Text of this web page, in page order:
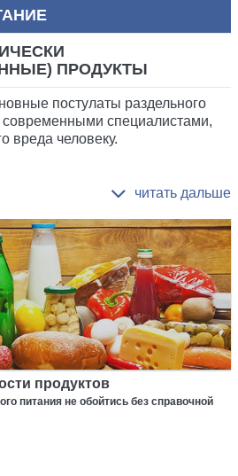
ПРОДУКТЫ
постулаты раздельного
современными специалистами,
вреда человеку.
продуктов
питания не обойтись без справочной